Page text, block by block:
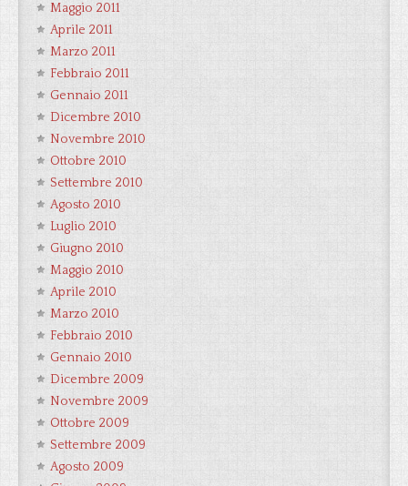
Maggio 2011
Aprile 2011
Marzo 2011
Febbraio 2011
Gennaio 2011
Dicembre 2010
Novembre 2010
Ottobre 2010
Settembre 2010
Agosto 2010
Luglio 2010
Giugno 2010
Maggio 2010
Aprile 2010
Marzo 2010
Febbraio 2010
Gennaio 2010
Dicembre 2009
Novembre 2009
Ottobre 2009
Settembre 2009
Agosto 2009